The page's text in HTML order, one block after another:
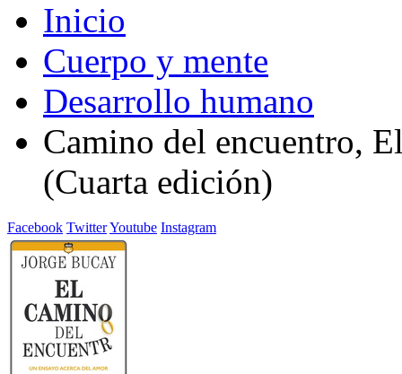
Inicio
Cuerpo y mente
Desarrollo humano
Camino del encuentro,
(Cuarta edición)
Facebook TwitterYoutube Instagram